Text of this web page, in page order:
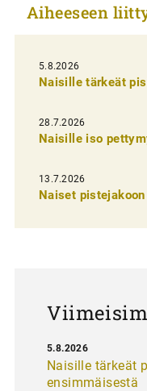
k
e
l
i
e
n
e
Aiheeseen
5.8.2026
Naisille tärkeät
28.7.2026
Naisille iso
13.7.2026
Naiset
Naisille tärkeät
ensimmäisestä
5.8.2026